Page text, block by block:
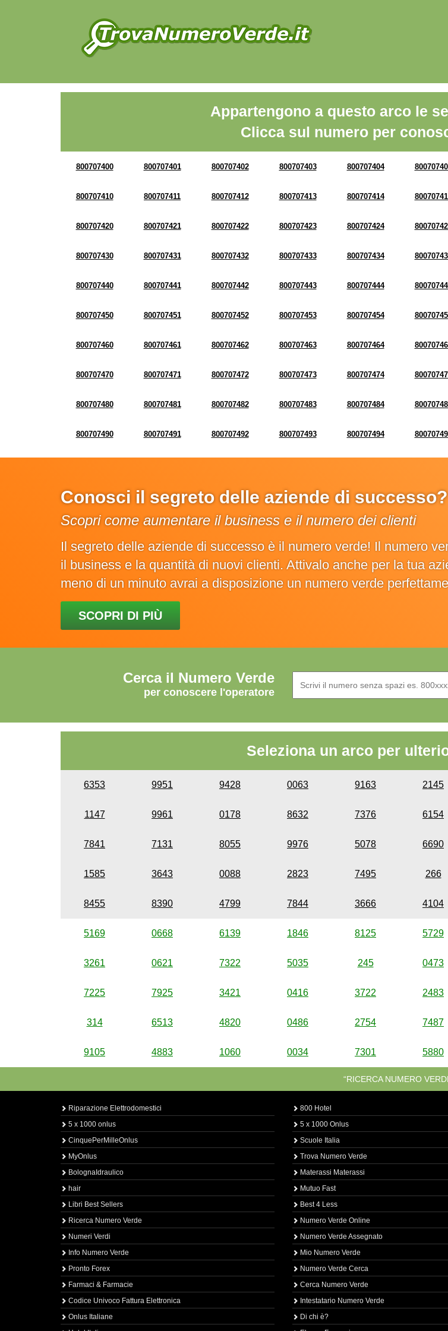
Appartengono a questo arco le
Clicca sul numero per
800707400 800707401 800707402 800707403 800707404
800707410 800707411 800707412 800707413 800707414
800707420 800707421 800707422 800707423 800707424
800707430 800707431 800707432 800707433 800707434
800707440 800707441 800707442 800707443 800707444
800707450 800707451 800707452 800707453 800707454
800707460 800707461 800707462 800707463 800707464
800707470 800707471 800707472 800707473 800707474
800707480 800707481 800707482 800707483 800707484
800707490 800707491 800707492 800707493 800707494
Conosci il segreto delle aziende di successo?
Scopri come aumentare il business e il numero dei clienti
Il segreto delle aziende di successo è il numero verde! Il numero
il business e la quantità di nuovi clienti. Attivalo anche per la tua
meno di un minuto avrai a disposizione un numero verde
SCOPRI DI PIÙ
Cerca il Numero Verde
per conoscere l'operatore
Seleziona un arco per
6353 9951 9428 0063 9163 2145
1147 9961 0178 8632 7376 6154
7841 7131 8055 9976 5078 6690
1585 3643 0088 2823 7495 266
8455 8390 4799 7844 3666 4104
5169 0668 6139 1846 8125 5729
3261 0621 7322 5035 245 0473
7225 7925 3421 0416 3722 2483
314 6513 4820 0486 2754 7487
9105 4883 1060 0034 7301 5880
“RICERCA NUMERO
Riparazione Elettrodomestici
5 x 1000 onlus
CinquePerMilleOnlus
MyOnlus
BolognaIdraulico
hair
Libri Best Sellers
Ricerca Numero Verde
Numeri Verdi
Info Numero Verde
Pronto Forex
Farmaci & Farmacie
Codice Univoco Fattura Elettronica
Onlus Italiane
800 Hotel
5 x 1000 Onlus
Scuole Italia
Trova Numero Verde
Materassi Materassi
Mutuo Fast
Best 4 Less
Numero Verde Online
Numero Verde Assegnato
Mio Numero Verde
Numero Verde Cerca
Cerca Numero Verde
Intestatario Numero Verde
Di chi è?